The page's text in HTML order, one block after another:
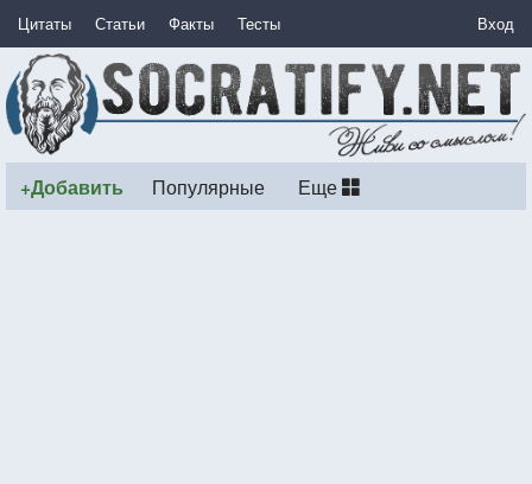
Цитаты Статьи Факты Тесты Вход
+Добавить Популярные Еще